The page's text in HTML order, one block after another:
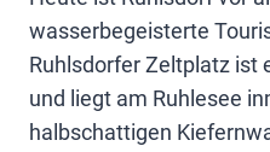
wasserbegeisterte
Ruhlsdorfer Zeltplatz ist
und liegt am Ruhlesee
halbschattigen